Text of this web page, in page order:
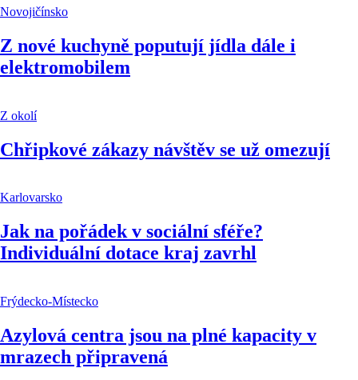
Novojičínsko
Z nové kuchyně poputují jídla dále i
elektromobilem
Z okolí
Chřipkové zákazy návštěv se už omezují
Karlovarsko
Jak na pořádek v sociální sféře?
Individuální dotace kraj zavrhl
Frýdecko-Místecko
Azylová centra jsou na plné kapacity v
mrazech připravená